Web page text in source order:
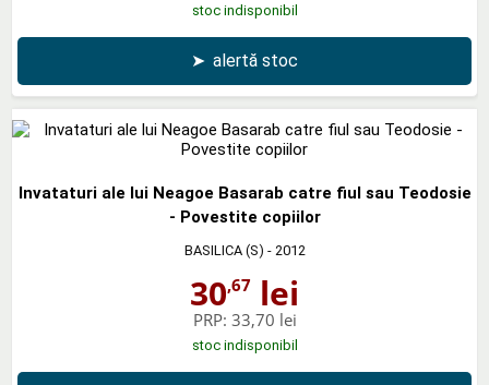
stoc indisponibil
➤ alertă stoc
Invataturi ale lui Neagoe Basarab catre fiul sau Teodosie
- Povestite copiilor
BASILICA (S) - 2012
30,67 lei
PRP: 33,70 lei
stoc indisponibil